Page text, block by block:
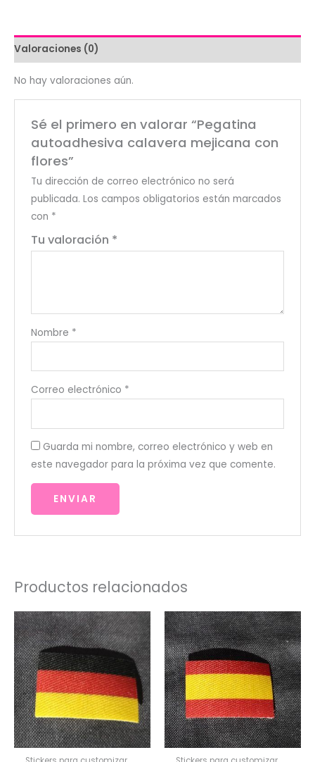
Valoraciones (0)
No hay valoraciones aún.
Sé el primero en valorar “Pegatina
autoadhesiva calavera mejicana con
flores”
Tu dirección de correo electrónico no será
publicada. Los campos obligatorios están marcados
con *
Tu valoración *
Nombre *
Correo electrónico *
Guarda mi nombre, correo electrónico y web en
este navegador para la próxima vez que comente.
Productos relacionados